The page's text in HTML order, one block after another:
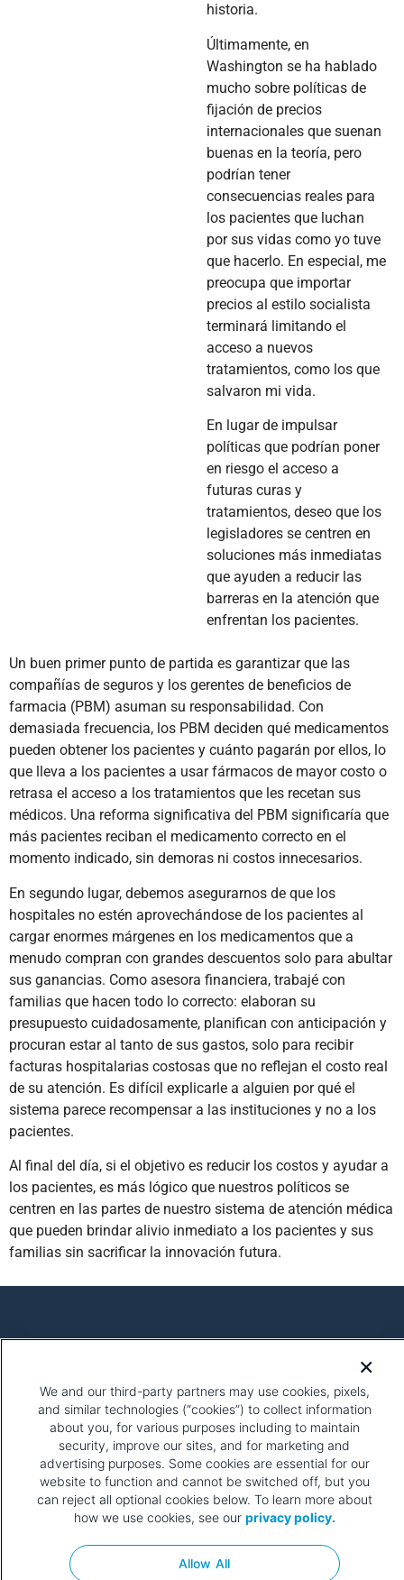
historia.
Últimamente, en
Washington se ha hablado
mucho sobre políticas de
fijación de precios
internacionales que suenan
buenas en la teoría, pero
podrían tener
consecuencias reales para
los pacientes que luchan
por sus vidas como yo tuve
que hacerlo. En especial, me
preocupa que importar
precios al estilo socialista
terminará limitando el
acceso a nuevos
tratamientos, como los que
salvaron mi vida.
En lugar de impulsar
políticas que podrían poner
en riesgo el acceso a
futuras curas y
tratamientos, deseo que los
legisladores se centren en
soluciones más inmediatas
que ayuden a reducir las
barreras en la atención que
enfrentan los pacientes.
Un buen primer punto de partida es garantizar que las
compañías de seguros y los gerentes de beneficios de
farmacia (PBM) asuman su responsabilidad. Con
demasiada frecuencia, los PBM deciden qué medicamentos
pueden obtener los pacientes y cuánto pagarán por ellos, lo
que lleva a los pacientes a usar fármacos de mayor costo o
retrasa el acceso a los tratamientos que les recetan sus
médicos. Una reforma significativa del PBM significaría que
más pacientes reciban el medicamento correcto en el
momento indicado, sin demoras ni costos innecesarios.
En segundo lugar, debemos asegurarnos de que los
hospitales no estén aprovechándose de los pacientes al
cargar enormes márgenes en los medicamentos que a
menudo compran con grandes descuentos solo para abultar
sus ganancias. Como asesora financiera, trabajé con
familias que hacen todo lo correcto: elaboran su
presupuesto cuidadosamente, planifican con anticipación y
procuran estar al tanto de sus gastos, solo para recibir
facturas hospitalarias costosas que no reflejan el costo real
de su atención. Es difícil explicarle a alguien por qué el
sistema parece recompensar a las instituciones y no a los
pacientes.
Al final del día, si el objetivo es reducir los costos y ayudar a
los pacientes, es más lógico que nuestros políticos se
centren en las partes de nuestro sistema de atención médica
que pueden brindar alivio inmediato a los pacientes y sus
familias sin sacrificar la innovación futura.
Tenga en cuenta que esta página contiene etiquetas de
píxeles. Para obtener más información sobre qué son las
etiquetas de píxeles, por qué y cómo nosotros y terceros
We and our third-party partners may use cookies, pixels,
and similar technologies (“cookies”) to collect information
about you, for various purposes including to maintain
security, improve our sites, and for marketing and
advertising purposes. Some cookies are essential for our
website to function and cannot be switched off, but you
can reject all optional cookies below. To learn more about
how we use cookies, see our privacy policy.
Allow All